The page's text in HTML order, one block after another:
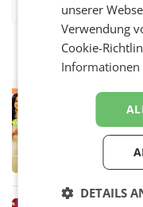
unserer
Verwendung
Cookie-
Informationen
DETAILS